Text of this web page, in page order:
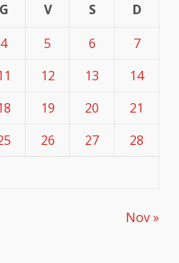
G V S
D
4 5 6
7
12 13
14
19 20
21
26 27
28
Nov »